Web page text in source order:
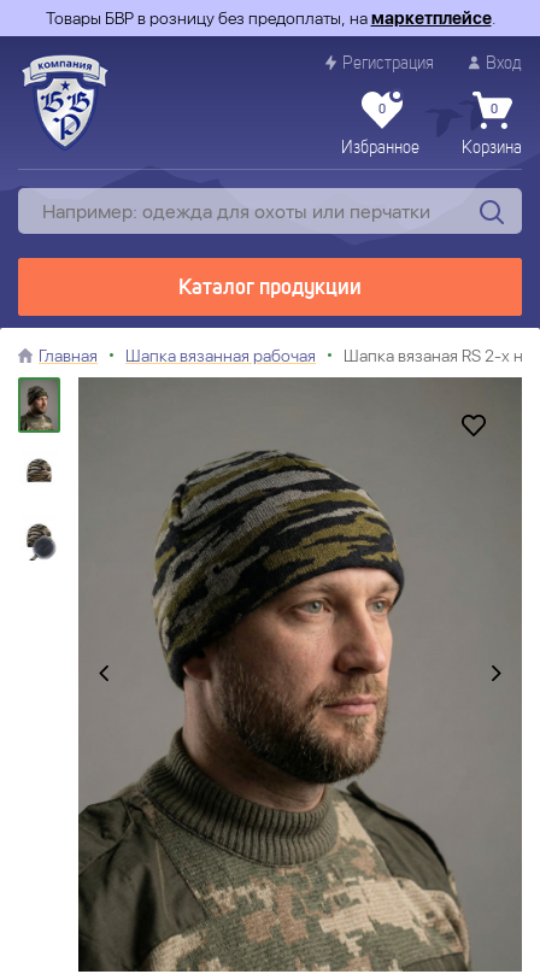
Товары БВР в розницу без предоплаты, намаркетплейсе.
Регистрация Вход
0
Избранное
0
Корзина
Каталог продукции
Главная Шапка вязанная рабочая Шапка вязаная RS 2-х